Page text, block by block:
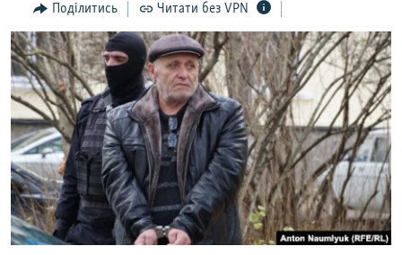
пошукуІНТЕРВ'Ю
ВСЕ ЗА ДЕНЬ
СПЕЦПРОЕКТИ
ДЕПОРТАЦІЯ
ВІДЕОУРОКИ «ELIFBE»
СВІДЧЕННЯ ОКУПАЦІЇ
УКРАЇНСЬКА ПРОБЛЕМА КРИМУ
ІНФОГРАФІКА
ЯК ОБІЙТИ БЛОКУВАННЯ
Русский
Qırımtatar
ДОЛУЧАЙСЯ!
Поділитись Читати без VPN